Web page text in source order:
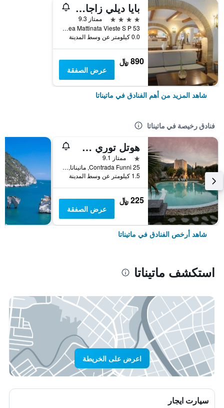
بايا ديلي زاجار - هاندوريتين كوليكشن
4 نجوم
ممتاز 9.3
Litoranea Mattinata Vieste S P 53, ماتيناتا, مقاطعة فودجا, إيطاليا
0.0 كيلومتر عن وسط المدينة
890 ﷼
عرض الصفقة
شاهد المزيد من أهم الفنادق في ماتيناتا
فنادق رخيصة في ماتيناتا
هوتل توري سانتاماريا
نجمة واحدة
ممتاز 9.1
Contrada Funni 25, ماتيناتا, مقاطعة فودجا, إيطاليا
1.5 كيلومتر عن وسط المدينة
225 ﷼
عرض الصفقة
شاهد أرخص الفنادق في ماتيناتا
استكشف ماتيناتا
اعرض على الخريطة
سيارت ايجار